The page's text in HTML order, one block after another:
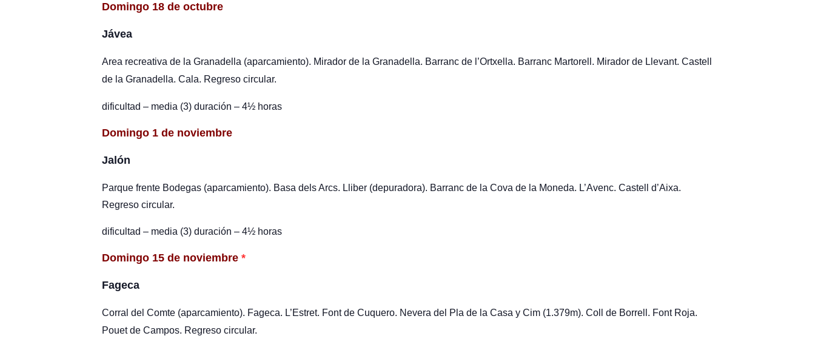
Domingo 18 de octubre
Jávea
Area recreativa de la Granadella (aparcamiento). Mirador de la Granadella. Barranc de l’Ortxella. Barranc Martorell. Mirador de Llevant. Castell
de la Granadella. Cala. Regreso circular.
dificultad – media (3) duración – 4½ horas
Domingo 1 de noviembre
Jalón
Parque frente Bodegas (aparcamiento). Basa dels Arcs. Lliber (depuradora). Barranc de la Cova de la Moneda. L’Avenc. Castell d’Aixa.
Regreso circular.
dificultad – media (3) duración – 4½ horas
Domingo 15 de noviembre *
Fageca
Corral del Comte (aparcamiento). Fageca. L’Estret. Font de Cuquero. Nevera del Pla de la Casa y Cim (1.379m). Coll de Borrell. Font Roja.
Pouet de Campos. Regreso circular.